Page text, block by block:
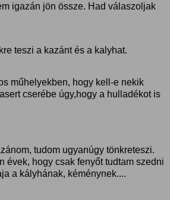
igazán jön össze. Had válaszoljak
teszi a kazánt és a kalyhat.
műhelyekben, hogy kell-e nekik
cserébe úgy,hogy a hulladékot is
tudom ugyanúgy tönkreteszi.
évek, hogy csak fenyőt tudtam szedni
a kályhának, kéménynek....